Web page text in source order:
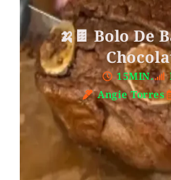
🍌🍫 Bolo De
15MIN.
Angie Torres